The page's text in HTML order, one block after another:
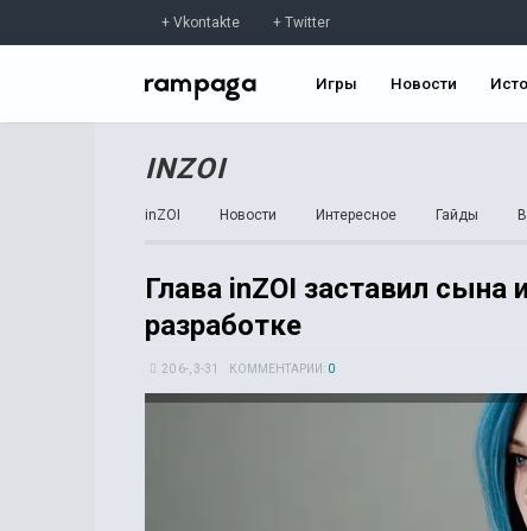
Vkontakte Twitter
Игры Новости
INZOI
inZOI Новости Интересное Гайды
Глава inZOI заставил сына
разработке
20 6-, 3-31 КОММЕНТАРИИ: 0